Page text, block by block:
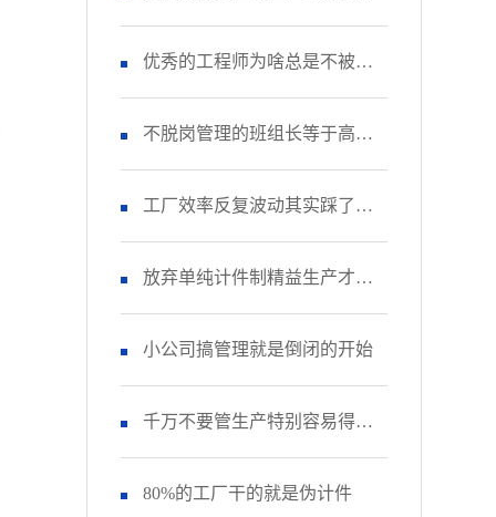
品做好！
优秀的工程师为啥总是不被重
视？
不脱岗管理的班组长等于高级
杂工
工厂效率反复波动其实踩了这
个致命坑
放弃单纯计件制精益生产才能
真落地
小公司搞管理就是倒闭的开始
千万不要管生产特别容易得高
血压
80%的工厂干的就是伪计件